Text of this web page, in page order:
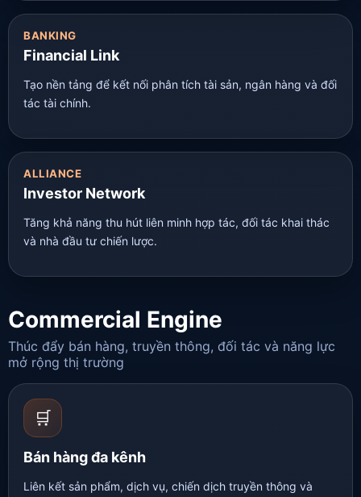
BANKING
Financial Link
Tạo nền tảng để kết nối phân tích tài sản, ngân hàng và đối
tác tài chính.
ALLIANCE
Investor Network
Tăng khả năng thu hút liên minh hợp tác, đối tác khai thác
và nhà đầu tư chiến lược.
Commercial Engine
Thúc đẩy bán hàng, truyền thông, đối tác và năng lực
mở rộng thị trường
🛒
Bán hàng đa kênh
Liên kết sản phẩm, dịch vụ, chiến dịch truyền thông và